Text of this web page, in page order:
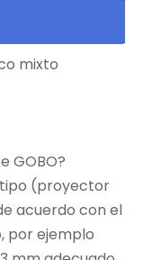
mixto
GOBO?
(proyector
acuerdo con el
por ejemplo